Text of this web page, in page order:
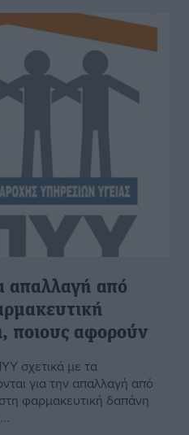
απαλλαγή από
ποιους αφορούν
σχετικά με τα
για την απαλλαγή από
φαρμακευτική δαπάνη